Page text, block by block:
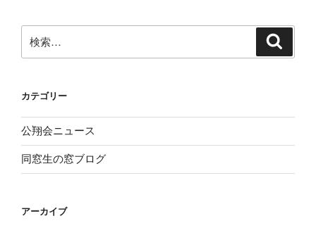
索:
カテゴリー
公翔会ニュース
同窓生の窓ブログ
アーカイブ